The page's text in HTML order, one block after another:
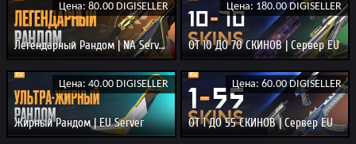
Цена: 80.00 DIGISELLER
Легендарный Рандом | NA Server
Цена: 180.00 DIGISELLER
ОТ 10 ДО 70 СКИНОВ | Сервер EU
Цена: 40.00 DIGISELLER
Жирный Рандом | EU Server
Цена: 60.00 DIGISELLER
ОТ 1 ДО 55 СКИНОВ | Сервер EU